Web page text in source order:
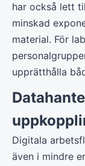
har också lett
minskad
material. För
upprätthålla
Digitala
även i mindre